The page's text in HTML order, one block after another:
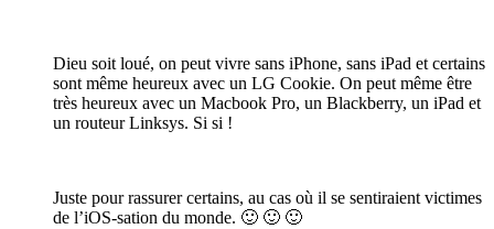
Dieu soit loué, on peut vivre sans iPhone, sans iPad et certains
sont même heureux avec un LG Cookie. On peut même être
très heureux avec un Macbook Pro, un Blackberry, un iPad et
un routeur Linksys. Si si !
Juste pour rassurer certains, au cas où il se sentiraient victimes
de l’iOS-sation du monde. 🙂 🙂 🙂